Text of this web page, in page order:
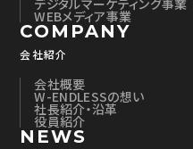
デジタルマーケティング事業
WEBメディア事業
COMPANY
会社紹介
会社概要
W-ENDLESSの想い
社長紹介・沿革
役員紹介
NEWS